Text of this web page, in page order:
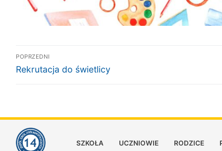
Nawigacja
wpisu
POPRZEDNI
Poprzedni
Rekrutacja do świetlicy
SZKOŁA UCZNIOWIE RODZICE